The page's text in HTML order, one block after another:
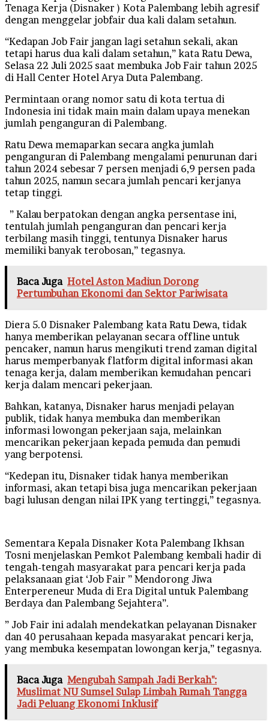
Tenaga Kerja (Disnaker ) Kota Palembang lebih agresif
dengan menggelar jobfair dua kali dalam setahun.
“Kedapan Job Fair jangan lagi setahun sekali, akan
tetapi harus dua kali dalam setahun,” kata Ratu Dewa,
Selasa 22 Juli 2025 saat membuka Job Fair tahun 2025
di Hall Center Hotel Arya Duta Palembang.
Permintaan orang nomor satu di kota tertua di
Indonesia ini tidak main main dalam upaya menekan
jumlah penganguran di Palembang.
Ratu Dewa memaparkan secara angka jumlah
penganguran di Palembang mengalami penurunan dari
tahun 2024 sebesar 7 persen menjadi 6,9 persen pada
tahun 2025, namun secara jumlah pencari kerjanya
tetap tinggi.
” Kalau berpatokan dengan angka persentase ini,
tentulah jumlah penganguran dan pencari kerja
terbilang masih tinggi, tentunya Disnaker harus
memiliki banyak terobosan,” tegasnya.
Baca Juga Hotel Aston Madiun Dorong
Pertumbuhan Ekonomi dan Sektor Pariwisata
Diera 5.0 Disnaker Palembang kata Ratu Dewa, tidak
hanya memberikan pelayanan secara offline untuk
pencaker, namun harus mengikuti trend zaman digital
harus memperbanyak flatform digital informasi akan
tenaga kerja, dalam memberikan kemudahan pencari
kerja dalam mencari pekerjaan.
Bahkan, katanya, Disnaker harus menjadi pelayan
publik, tidak hanya membuka dan memberikan
informasi lowongan pekerjaan saja, melainkan
mencarikan pekerjaan kepada pemuda dan pemudi
yang berpotensi.
“Kedepan itu, Disnaker tidak hanya memberikan
informasi, akan tetapi bisa juga mencarikan pekerjaan
bagi lulusan dengan nilai IPK yang tertinggi,” tegasnya.
Sementara Kepala Disnaker Kota Palembang Ikhsan
Tosni menjelaskan Pemkot Palembang kembali hadir di
tengah-tengah masyarakat para pencari kerja pada
pelaksanaan giat ‘Job Fair ” Mendorong Jiwa
Enterpereneur Muda di Era Digital untuk Palembang
Berdaya dan Palembang Sejahtera”.
” Job Fair ini adalah mendekatkan pelayanan Disnaker
dan 40 perusahaan kepada masyarakat pencari kerja,
yang membuka kesempatan lowongan kerja,” tegasnya.
Baca Juga Mengubah Sampah Jadi Berkah":
Muslimat NU Sumsel Sulap Limbah Rumah Tangga
Jadi Peluang Ekonomi Inklusif